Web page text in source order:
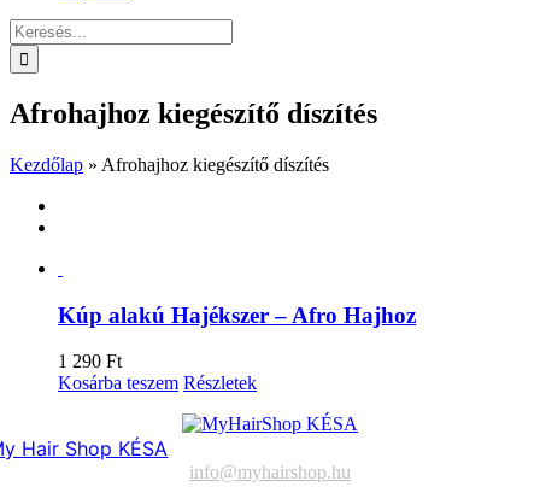
Keresés...
Afrohajhoz kiegészítő díszítés
Kezdőlap » Afrohajhoz kiegészítő díszítés
Kúp alakú Hajékszer – Afro Hajhoz
1 290 Ft
Kosárba teszem Részletek
Hair Shop KÉSA
info@myhairshop.hu